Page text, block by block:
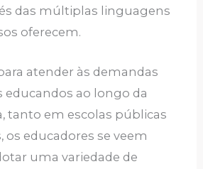
das múltiplas linguagens
oferecem.
atender às demandas
educandos ao longo da
tanto em escolas públicas
os educadores se veem
uma variedade de